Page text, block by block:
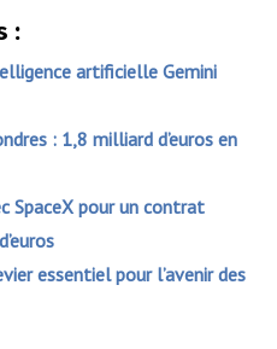
:
artificielle Gemini
: 1,8 milliard d’euros en
SpaceX pour un contrat
essentiel pour l’avenir des